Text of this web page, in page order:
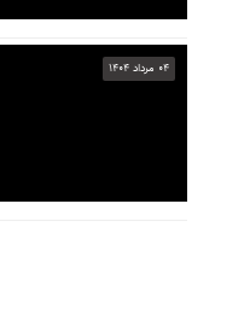
۰۴ مرداد ۱۴۰۴